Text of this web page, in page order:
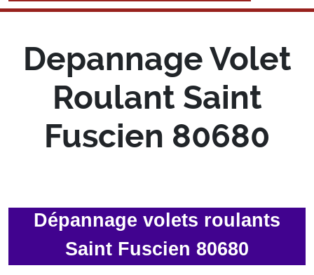
Depannage Volet
Roulant Saint
Fuscien 80680
Dépannage volets roulants
Saint Fuscien 80680